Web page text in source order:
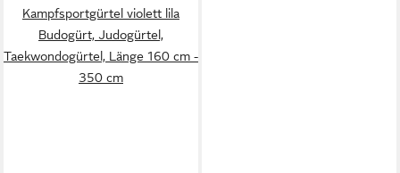
Kampfsportgürtel violett lila
Budogürt, Judogürtel,
Taekwondogürtel, Länge 160 cm -
350 cm